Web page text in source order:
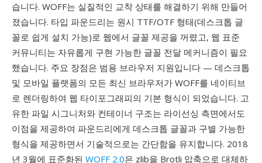
습니다. WOFF는 실질적인 교착 상태를 해결하기 위해 만들어
졌습니다. 타입 파운드리는 원시 TTF/OTF 형태(데스크톱 글
꼴로 쉽게 설치 가능)로 웹에서 글꼴 제공을 꺼렸고, 웹 표준
커뮤니티는 자유롭게 구현 가능한 글꼴 전달 메커니즘이 필요
했습니다. 주요 장점은 범용 브라우저 지원입니다 — 데스크톱
및 모바일 플랫폼의 모든 최신 브라우저가 WOFF를 네이티브
로 렌더링하여 웹 타이포그래피의 기본 형식이 되었습니다. 고
유한 파일 시그니처와 컨테이너 구조는 라이선싱 측면에서도
이점을 제공하여 파운드리에게 데스크톱 글꼴과 구별 가능한
형식을 제공하면서 기술적으로는 간단함을 유지합니다. 2018
년 3월에 표준화된 WOFF 2.0은 zlib을 Brotli 압축으로 대체하